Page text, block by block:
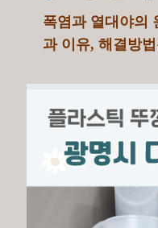
폭염과 열대야의
과 이유, 해결방